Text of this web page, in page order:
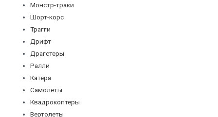
Монстр-траки
Шорт-корс
Трагги
Дрифт
Драгстеры
Ралли
Катера
Самолеты
Квадрокоптеры
Вертолеты